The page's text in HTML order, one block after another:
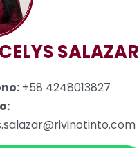
SALAZAR
+58 4248013827